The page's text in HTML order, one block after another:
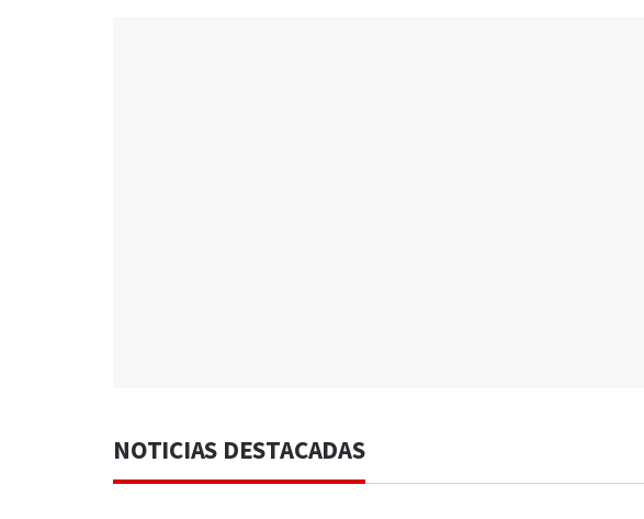
NOTICIAS DESTACADAS